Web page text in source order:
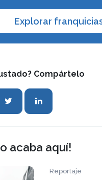
Explorar
Compártelo
acaba aquí!
Reportaje